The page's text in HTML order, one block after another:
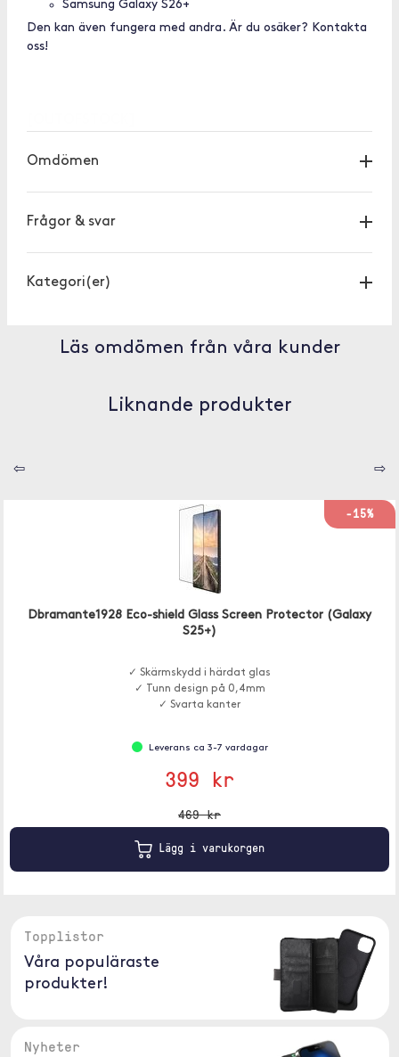
Samsung Galaxy S26+
Den kan även fungera med andra. Är du osäker? Kontakta
oss!
Omdömen
Frågor & svar
Kategori(er)
Läs omdömen från våra kunder
Liknande produkter
⇦ ⇨
-15%
Dbramante1928 Eco-shield Glass Screen Protector (Galaxy
S25+)
✓ Skärmskydd i härdat glas
✓ Tunn design på 0,4mm
✓ Svarta kanter
Leverans ca 3-7 vardagar
399 kr
469 kr
Lägg i varukorgen
Topplistor
Våra populäraste
produkter!
Nyheter